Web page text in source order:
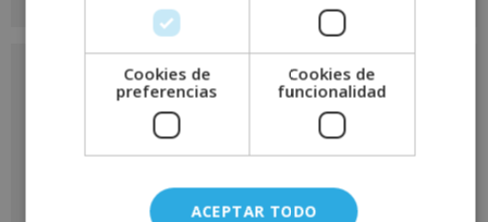
Nombre*
Apellidos*
Cookies de
preferencias
Cookies de
funcionalidad
ACEPTAR TODO